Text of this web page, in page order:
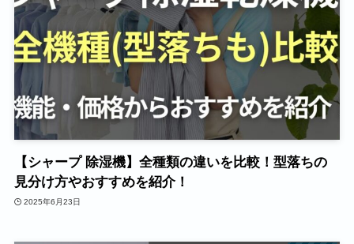
【シャープ 除湿機】全種類の違いを比較！型落ちの
見分け方やおすすめを紹介！
2025年6月23日